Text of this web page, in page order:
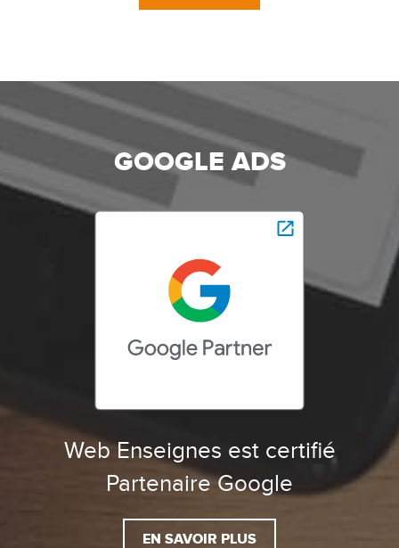
GOOGLE ADS
Web Enseignes est certifié
Partenaire Google
EN SAVOIR PLUS